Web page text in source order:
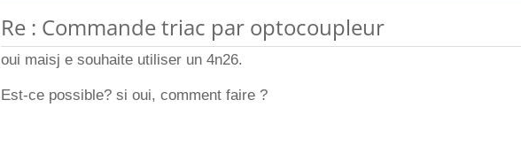
Re : Commande triac par optocoupleur
oui maisj e souhaite utiliser un 4n26.
Est-ce possible? si oui, comment faire ?